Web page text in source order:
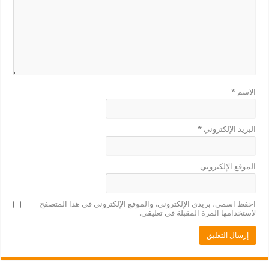
الاسم*
البريد الإلكتروني*
الموقع الإلكتروني
احفظ اسمي، بريدي الإلكتروني، والموقع الإلكتروني في هذا المتصفح
لاستخدامها المرة المقبلة في تعليقي.